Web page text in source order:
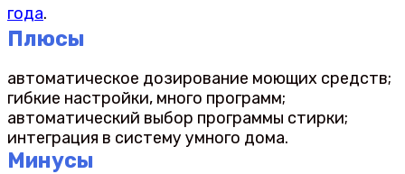
года.
Плюсы
автоматическое дозирование моющих средств;
гибкие настройки, много программ;
автоматический выбор программы стирки;
интеграция в систему умного дома.
Минусы